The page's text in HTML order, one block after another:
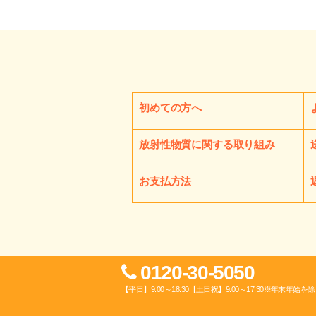
初めての方へ
放射性物質に関する取り組み
お支払方法
0120-30-5050
【平日】9:00～18:30【土日祝】9:00～17:30※年末年始を